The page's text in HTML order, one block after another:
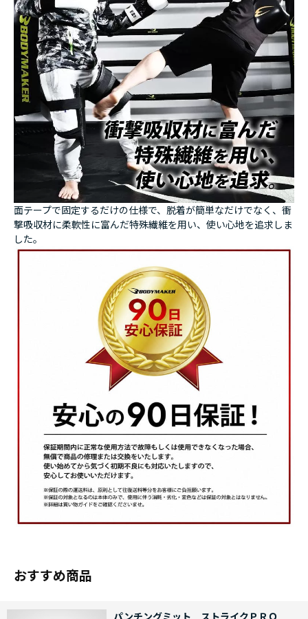
面テープで固定するだけの仕様で、脱着が簡単なだけでなく、衝
撃吸収材に柔軟性に富んだ特殊繊維を用い、使い心地を追求しま
した。
おすすめ商品